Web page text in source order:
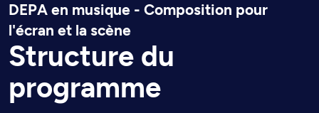
DEPA en musique - Composition pour
l'écran et la scène
Structure du
programme